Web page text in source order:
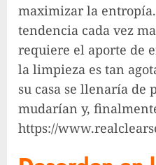
maximizar la
tendencia cada vez
requiere el aporte de
la limpieza es tan
su casa se llenaría de
mudarían y,
https://